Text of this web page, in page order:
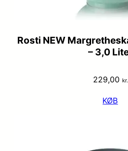
Rosti NEW
– 3,0
229,00 kr.
KØB